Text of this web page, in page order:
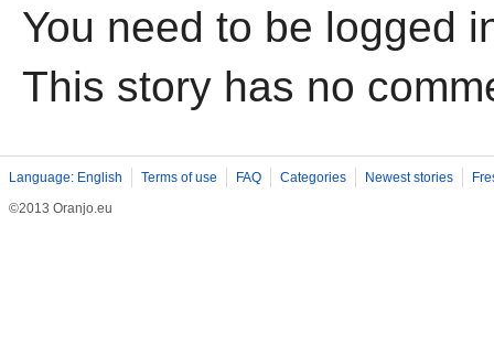
You need to be logged
This story has no
Language: English Terms of use FAQ Categories Newest stories
©2013 Oranjo.eu